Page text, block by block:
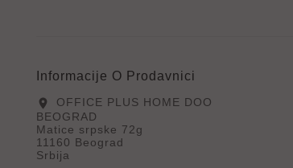
Informacije O Prodavnici
location_on
OFFICE PLUS HOME DOO
BEOGRAD
Matice srpske 72g
11160 Beograd
Srbija